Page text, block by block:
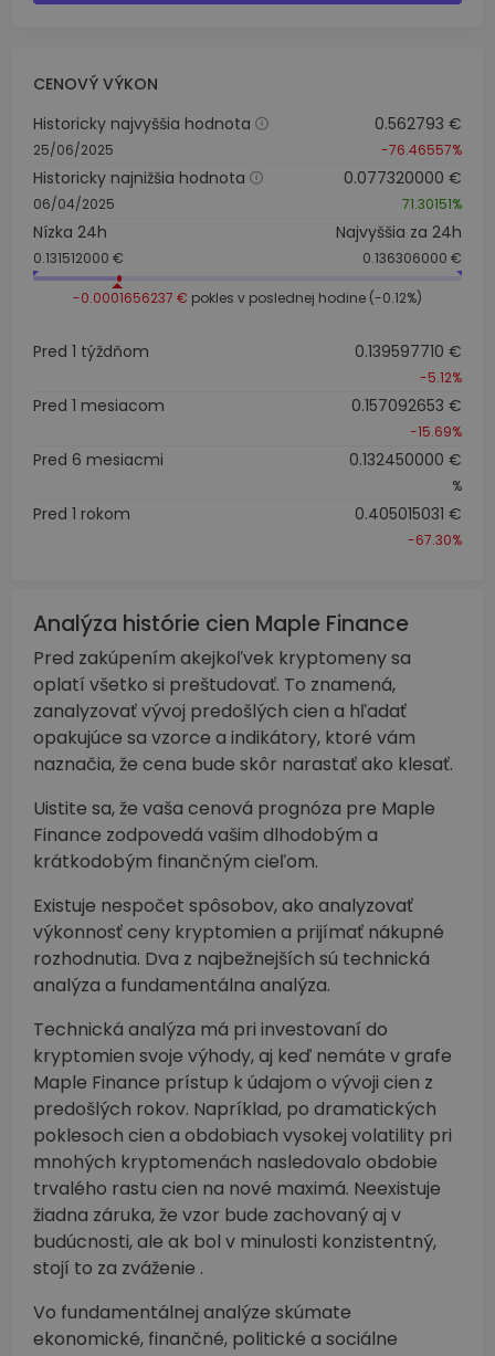
CENOVÝ VÝKON
Historicky najvyššia hodnota
25/06/2025
0.562793 €
-76.46557%
Historicky najnižšia hodnota
06/04/2025
0.077320000 €
71.30151%
Nízka 24h
0.131512000 €
Najvyššia za 24h
0.136306000 €
-0.0001656237 € pokles v poslednej hodine (-0.12%)
Pred 1 týždňom 0.139597710 €
-5.12%
Pred 1 mesiacom 0.157092653 €
-15.69%
Pred 6 mesiacmi 0.132450000 €
%
Pred 1 rokom 0.405015031 €
-67.30%
Analýza histórie cien Maple Finance
Pred zakúpením akejkoľvek kryptomeny sa
oplatí všetko si preštudovať. To znamená,
zanalyzovať vývoj predošlých cien a hľadať
opakujúce sa vzorce a indikátory, ktoré vám
naznačia, že cena bude skôr narastať ako klesať.
Uistite sa, že vaša cenová prognóza pre Maple
Finance zodpovedá vašim dlhodobým a
krátkodobým finančným cieľom.
Existuje nespočet spôsobov, ako analyzovať
výkonnosť ceny kryptomien a prijímať nákupné
rozhodnutia. Dva z najbežnejších sú technická
analýza a fundamentálna analýza.
Technická analýza má pri investovaní do
kryptomien svoje výhody, aj keď nemáte v grafe
Maple Finance prístup k údajom o vývoji cien z
predošlých rokov. Napríklad, po dramatických
poklesoch cien a obdobiach vysokej volatility pri
mnohých kryptomenách nasledovalo obdobie
trvalého rastu cien na nové maximá. Neexistuje
žiadna záruka, že vzor bude zachovaný aj v
budúcnosti, ale ak bol v minulosti konzistentný,
stojí to za zváženie .
Vo fundamentálnej analýze skúmate
ekonomické, finančné, politické a sociálne